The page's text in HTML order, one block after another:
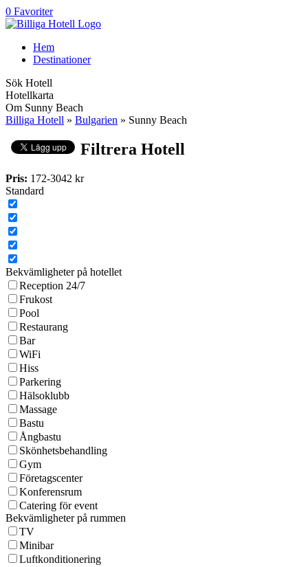
0 Favoriter
Hem
Destinationer
Sök Hotell
Hotellkarta
Om Sunny Beach
Billiga Hotell » Bulgarien » Sunny Beach
Filtrera Hotell
Pris: 172-3042 kr
Standard
Bekvämligheter på hotellet
Reception 24/7
Frukost
Pool
Restaurang
Bar
WiFi
Hiss
Parkering
Hälsoklubb
Massage
Bastu
Ångbastu
Skönhetsbehandling
Gym
Företagscenter
Konferensrum
Catering för event
Bekvämligheter på rummen
TV
Minibar
Luftkonditionering